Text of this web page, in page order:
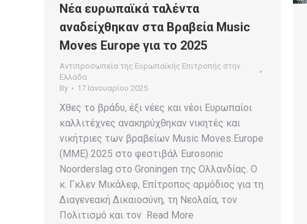
Νέα ευρωπαϊκά ταλέντα
αναδείχθηκαν στα Βραβεία Music
Moves Europe για το 2025
Αντιπροσωπεία της Ευρωπαϊκής Επιτροπής στην
Ελλάδα
By
17 Ιανουαρίου 2025
Χθες το βράδυ, έξι νέες και νέοι Ευρωπαίοι
καλλιτέχνες ανακηρύχθηκαν νικητές και
νικήτριες των βραβείων Music Moves Europe
(MME) 2025 στο φεστιβάλ Eurosonic
Noorderslag στο Groningen της Ολλανδίας. Ο
κ. Γκλεν Μικάλεφ, Επίτροπος αρμόδιος για τη
Διαγενεακή Δικαιοσύνη, τη Νεολαία, τον
Πολιτισμό και τον Read More